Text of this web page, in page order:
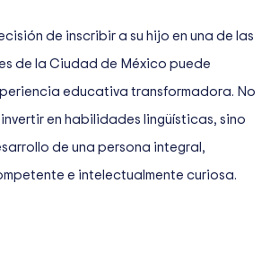
de inscribir a su hijo en una de las
de la Ciudad de México puede
educativa transformadora. No
en habilidades lingüísticas, sino
de una persona integral,
e intelectualmente curiosa.